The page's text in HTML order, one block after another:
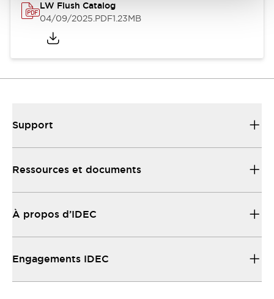
LW Flush Catalog
04/09/2025.PDF1.23MB
Support
Ressources et documents
À propos d’IDEC
Engagements IDEC